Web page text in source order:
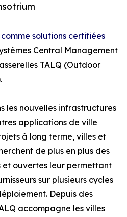
solutions certifiées
Central Management
TALQ (Outdoor
les nouvelles infrastructures
applications de ville
à long terme, villes et
de plus en plus des
et ouvertes leur permettant
sur plusieurs cycles
Depuis des
accompagne les villes